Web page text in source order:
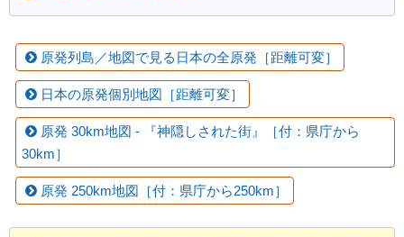
原発列島／地図で見る日本の全原発［距離可変］
日本の原発個別地図［距離可変］
原発 30km地図 - 『神隠しされた街』［付：県庁から
30km］
原発 250km地図［付：県庁から250km］